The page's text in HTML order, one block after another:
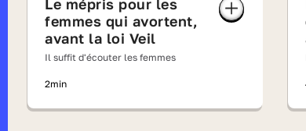
Le mépris pour les
femmes qui avortent,
avant la loi Veil
Il suffit d'écouter les femmes
2min